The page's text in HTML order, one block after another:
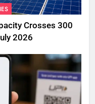
Crosses 300
2026